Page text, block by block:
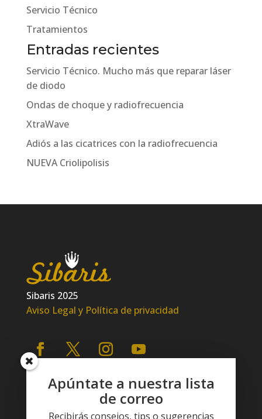
Servicio Técnico
Tratamientos
Entradas recientes
Servicio Técnico. Mucho más que reparar láser
de diodo
Ondas de choque y radiofrecuencia
XtraWave
Adiós a las cicatrices con la radiofrecuencia
NUEVA Criolipolisis
Sibaris 2025
Aviso Legal y Política de privacidad
Apúntate a nuestra lista
de correo
Recibirás consejos, tips o sugerencias